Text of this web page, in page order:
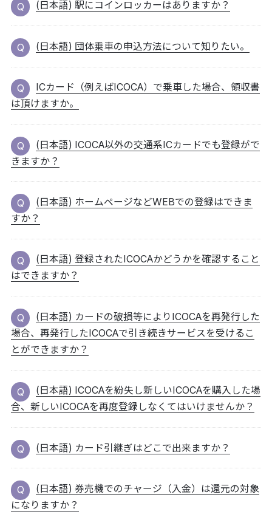
(日本語) 駅にコインロッカーはありますか？
(日本語) 団体乗車の申込方法について知りたい。
ICカード（例えばICOCA）で乗車した場合、領収書
は頂けますか。
(日本語) ICOCA以外の交通系ICカードでも登録がで
きますか？
(日本語) ホームページなどWEBでの登録はできま
すか？
(日本語) 登録されたICOCAかどうかを確認すること
はできますか？
(日本語) カードの破損等によりICOCAを再発行した
場合、再発行したICOCAで引き続きサービスを受けるこ
とができますか？
(日本語) ICOCAを紛失し新しいICOCAを購入した場
合、新しいICOCAを再度登録しなくてはいけませんか？
(日本語) カード引継ぎはどこで出来ますか？
(日本語) 券売機でのチャージ（入金）は還元の対象
になりますか？